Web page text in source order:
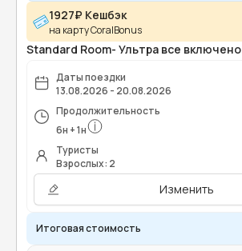
1927₽ Кешбэк
на карту CoralBonus
Standard Room- Ультра все включено
Даты поездки
13.08.2026 - 20.08.2026
Продолжительность
6н +1н
Туристы
Взрослых: 2
Изменить
Итоговая стоимость